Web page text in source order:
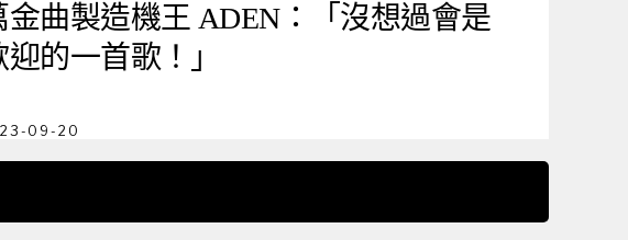
金曲製造機王 ADEN：「沒想過會是
的一首歌！」
09-20